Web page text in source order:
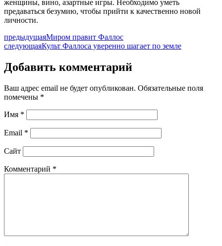
женщины, вино, азартные игры. Необходимо уметь
предаваться безумию, чтобы прийти к качественно новой
личности.
предыдущаяМиром правит Фаллос
следующаяКульт Фаллоса уверенно шагает по земле
Добавить комментарий
Ваш адрес email не будет опубликован. Обязательные поля
помечены *
Имя *
Email *
Сайт
Комментарий *